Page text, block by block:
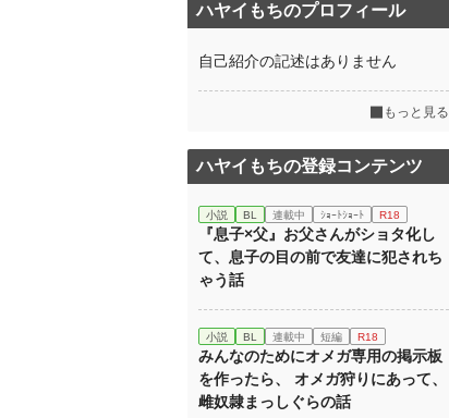
ハヤイもちのプロフィール
自己紹介の記述はありません
もっと見る
ハヤイもちの登録コンテンツ
小説 BL 連載中 ｼｮｰﾄｼｮｰﾄ R18
『息子×父』お父さんがショタ化し
て、息子の目の前で友達に犯されち
ゃう話
小説 BL 連載中 短編 R18
みんなのためにオメガ専用の掲示板
を作ったら、 オメガ狩りにあって、
雌奴隷まっしぐらの話